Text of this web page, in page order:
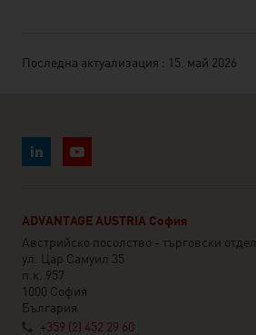
Последна актуализация : 15. май 2026
ADVANTAGE AUSTRIA София
Австрийско посолство - търговски отдел
ул. Цар Самуил 35
п.к. 957
1000 София
България
+359 (2) 452 29 60